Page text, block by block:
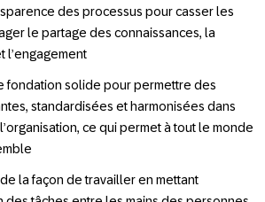
des processus pour casser les
le partage des connaissances, la
l’engagement
fondation solide pour permettre des
standardisées et harmonisées dans
ce qui permet à tout le monde
la façon de travailler en mettant